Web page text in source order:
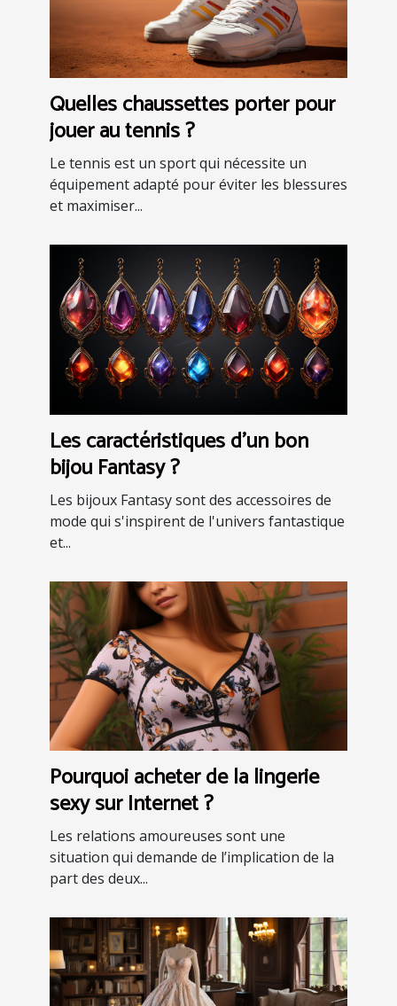
Quelles chaussettes porter pour
jouer au tennis ?
Le tennis est un sport qui nécessite un
équipement adapté pour éviter les blessures
et maximiser...
Les caractéristiques d'un bon
bijou Fantasy ?
Les bijoux Fantasy sont des accessoires de
mode qui s'inspirent de l'univers fantastique
et...
Pourquoi acheter de la lingerie
sexy sur Internet ?
Les relations amoureuses sont une
situation qui demande de l’implication de la
part des deux...